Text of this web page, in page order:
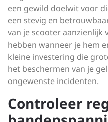
een gewild doelwit voor
een stevig en
van je scooter
hebben wanneer je hem
kleine investering die
het beschermen van je
ongewenste incidenten.
Controleer